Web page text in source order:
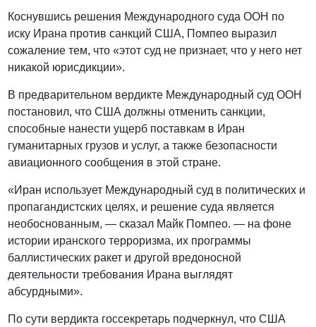
Коснувшись решения Международного суда ООН по
иску Ирана против санкций США, Помпео выразил
сожаление тем, что «этот суд не признает, что у него нет
никакой юрисдикции».
В предварительном вердикте Международный суд ООН
постановил, что США должны отменить санкции,
способные нанести ущерб поставкам в Иран
гуманитарных грузов и услуг, а также безопасности
авиационного сообщения в этой стране.
«Иран использует Международный суд в политических и
пропагандистских целях, и решение суда является
необоснованным, — сказал Майк Помпео. — на фоне
истории иранского терроризма, их программы
баллистических ракет и другой вредоносной
деятельности требования Ирана выглядят
абсурдными».
По сути вердикта госсекретарь подчеркнул, что США